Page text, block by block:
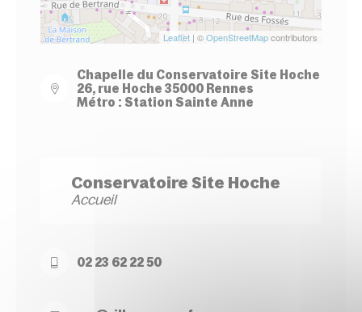
Leaflet | ©OpenStreetMapcontributors
Chapelle du Conservatoire Site Hoche
26, rue Hoche 35000 Rennes
Métro : Station Sainte Anne
Conservatoire Site Hoche
Accueil
02 23 62 22 50